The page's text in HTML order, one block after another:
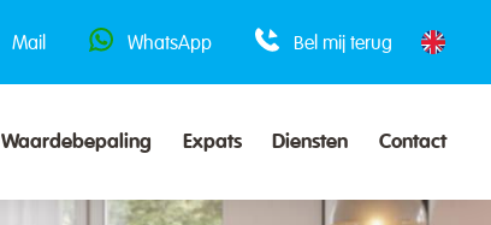
Mail WhatsApp Bel mij terug
Waardebepaling Expats Diensten Contact